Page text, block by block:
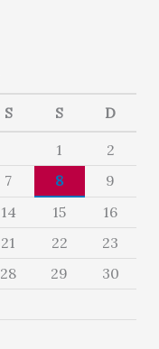
S S D
1
2
7 8
9
14 15
16
21 22
23
28 29
30